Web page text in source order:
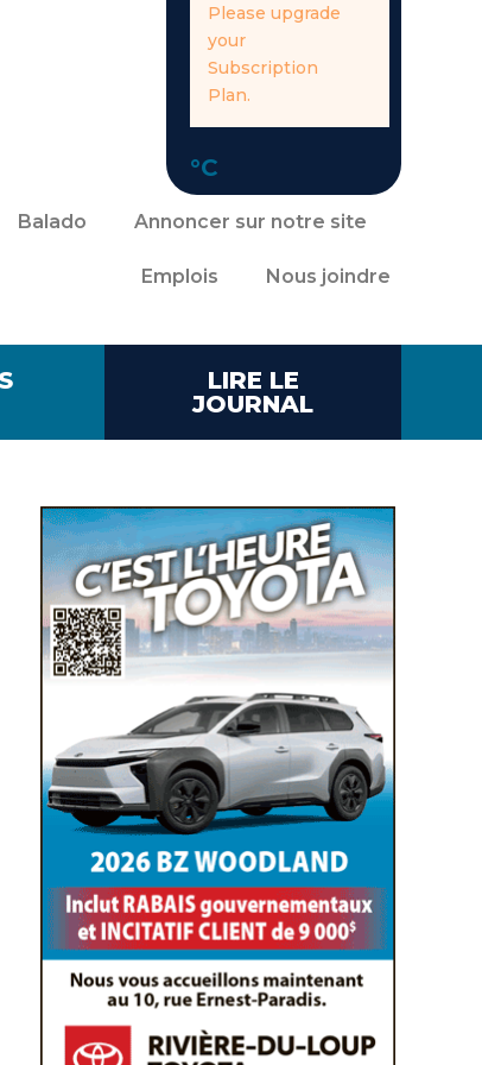
Please upgrade
your
Subscription
Plan.
°C
Balado Annoncer sur notre site
Emplois Nous joindre
LIRE LE
JOURNAL